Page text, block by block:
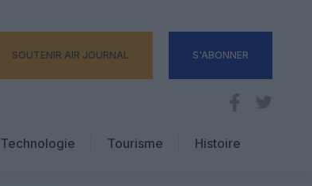
SOUTENIR AIR JOURNAL S'ABONNER
Technologie
Tourisme
Histoire